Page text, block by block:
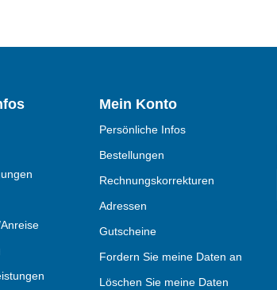
Mein Konto
Persönliche Infos
Bestellungen
Rechnungskorrekturen
Adressen
Gutscheine
Fordern Sie meine Daten an
Löschen Sie meine Daten